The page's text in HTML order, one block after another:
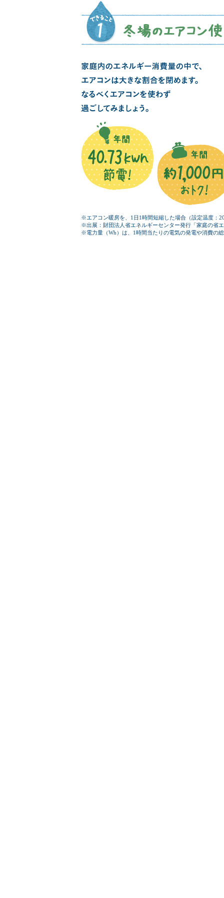
※エアコン暖房を、1日1時間短縮した場合（設定温度：
※出展：財団法人省エネルギーセンター発行「家庭の省
※電力量（Wh）は、1時間当たりの電気の発電や消費の